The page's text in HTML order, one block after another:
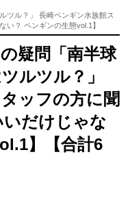
ツル？」 長崎ペンギン水族館ス
い？ ペンギンの生態vol.1】
疑問「南半球
ルツル？」
ッフの方に聞
だけじゃな
】【合計6